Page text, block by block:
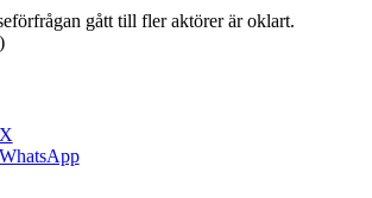
gått till fler aktörer är oklart.